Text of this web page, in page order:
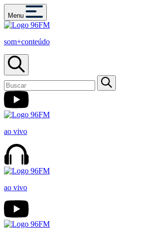
Menu
som+conteúdo
ao vivo
ao vivo